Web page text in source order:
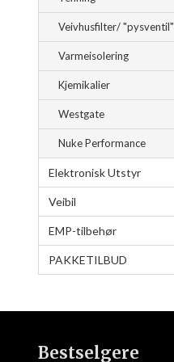
Veivhusfilter/ "pysventil"
Varmeisolering
Kjemikalier
Westgate
Nuke Performance
Elektronisk Utstyr
Veibil
EMP-tilbehør
PAKKETILBUD
Bestselgere